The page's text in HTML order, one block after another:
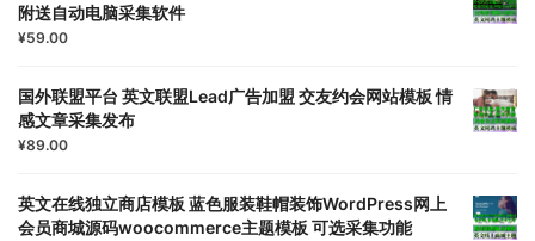
附送自动电脑采集软件
¥59.00
国外联盟平台 英文联盟Lead广告加盟 交友约会网站模板 情
感文章采集发布
¥89.00
英文在线独立商店模板 蓝色服装鞋帽装饰WordPress网上
会员商城源码woocommerce主题模板 可选采集功能